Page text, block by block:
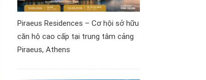
Piraeus Residences – Cơ hội sở hữu
căn hộ cao cấp tại trung tâm cảng
Piraeus, Athens